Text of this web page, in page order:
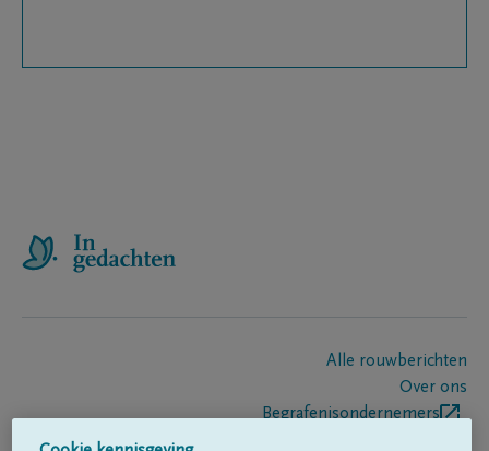
Alle rouwberichten
Over ons
Begrafenisondernemers